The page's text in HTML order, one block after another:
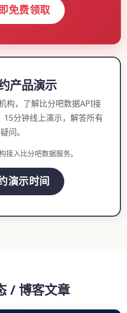
免费领取
产品演示
构，了解比分吧数据API接
15分钟线上演示，解答所有
疑问。
接入比分吧数据服务。
演示时间
/ 博客文章